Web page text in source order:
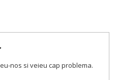
nos si veieu cap problema.